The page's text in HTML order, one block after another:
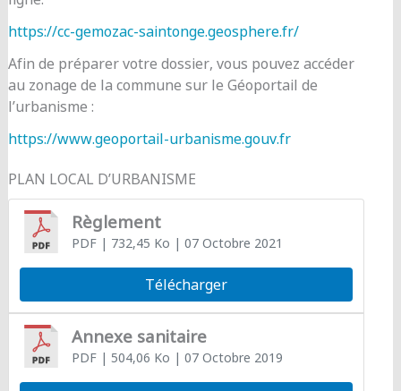
https://cc-gemozac-saintonge.geosphere.fr/
Afin de préparer votre dossier, vous pouvez accéder
au zonage de la commune sur le Géoportail de
l’urbanisme :
https://www.geoportail-urbanisme.gouv.fr
PLAN LOCAL D’URBANISME
Règlement
PDF| 732,45 Ko | 07 Octobre 2021
Télécharger
Annexe sanitaire
PDF| 504,06 Ko | 07 Octobre 2019